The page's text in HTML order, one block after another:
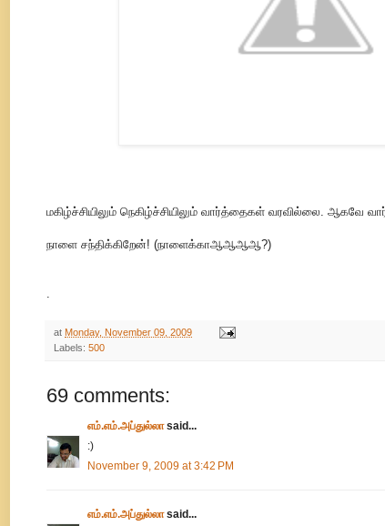
மகிழ்ச்சியிலும் நெகிழ்ச்சியிலும் வார்த்தைகள் வரவில்லை. ஆகவே
நாளை சந்திக்கிறேன்! (நாளைக்காஆஆஆஆ?)
at Monday, November 09, 2009
Labels: 500
69 comments:
எம்.எம்.அப்துல்லாsaid...
:)
November 9, 2009 at 3:42 PM
எம்.எம்.அப்துல்லாsaid...